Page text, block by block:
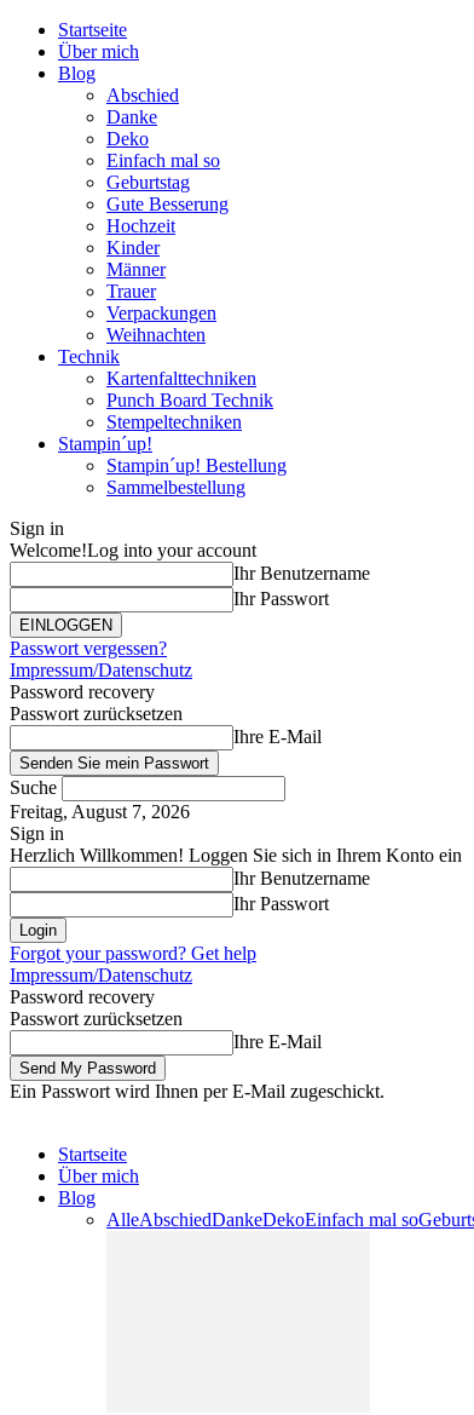
Startseite
Über mich
Blog
Abschied
Danke
Deko
Einfach mal so
Geburtstag
Gute Besserung
Hochzeit
Kinder
Männer
Trauer
Verpackungen
Weihnachten
Technik
Kartenfalttechniken
Punch Board Technik
Stempeltechniken
Stampin´up!
Stampin´up! Bestellung
Sammelbestellung
Sign in
Welcome!Log into your account
Ihr Benutzername
Ihr Passwort
Passwort vergessen?
Impressum/Datenschutz
Password recovery
Passwort zurücksetzen
Ihre E-Mail
Suche
Freitag, August 7, 2026
Sign in
Herzlich Willkommen! Loggen Sie sich in Ihrem Konto ein
Ihr Benutzername
Ihr Passwort
Forgot your password? Get help
Impressum/Datenschutz
Password recovery
Passwort zurücksetzen
Ihre E-Mail
Ein Passwort wird Ihnen per E-Mail zugeschickt.
Startseite
Über mich
Blog
AlleAbschiedDankeDekoEinfach mal so